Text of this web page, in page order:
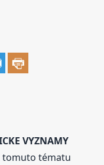
VYZNAMY
tomuto tématu